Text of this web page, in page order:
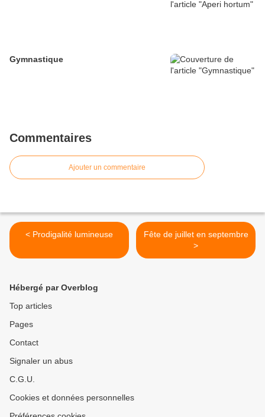
Gymnastique
Commentaires
Ajouter un commentaire
< Prodigalité lumineuse
Fête de juillet en septembre
>
Hébergé par Overblog
Top articles
Pages
Contact
Signaler un abus
C.G.U.
Cookies et données personnelles